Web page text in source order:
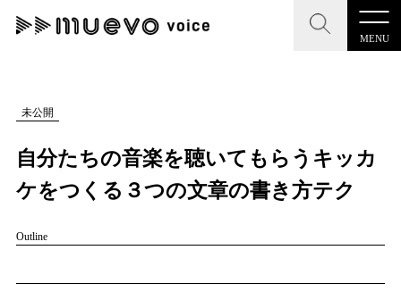
MENU
CLOSE
記事を検索する
人気ワード
#男性SSW #ポップス #女性SSW #ロック
CLOSE
"読者の声を形にする”音楽特化メディア
MENU
未公開
自分たちの音楽を聴いてもらうキッカ
ケをつくる３つの文章の書き方テク
Outline